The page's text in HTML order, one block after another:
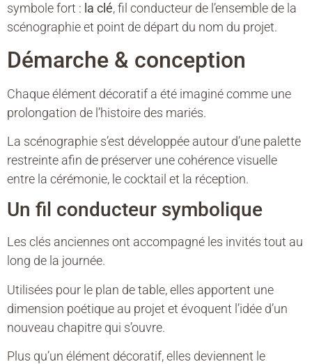
symbole fort : la clé, fil conducteur de l’ensemble de la
scénographie et point de départ du nom du projet.
Démarche & conception
Chaque élément décoratif a été imaginé comme une
prolongation de l’histoire des mariés.
La scénographie s’est développée autour d’une palette
restreinte afin de préserver une cohérence visuelle
entre la cérémonie, le cocktail et la réception.
Un fil conducteur symbolique
Les clés anciennes ont accompagné les invités tout au
long de la journée.
Utilisées pour le plan de table, elles apportent une
dimension poétique au projet et évoquent l’idée d’un
nouveau chapitre qui s’ouvre.
Plus qu’un élément décoratif, elles deviennent le